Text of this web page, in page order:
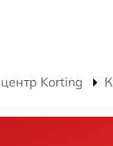
Korting